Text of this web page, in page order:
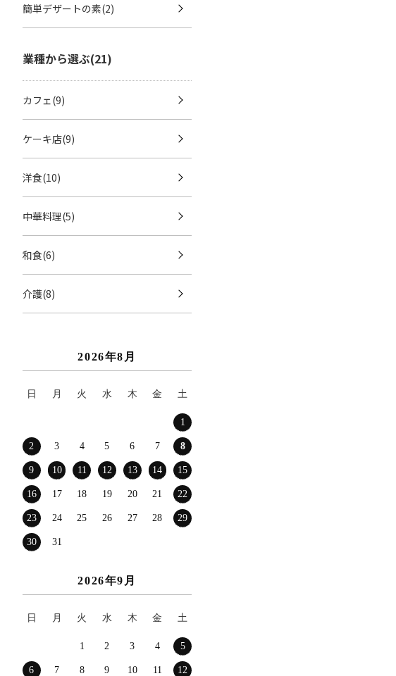
簡単デザートの素(2)
業種から選ぶ(21)
カフェ(9)
ケーキ店(9)
洋食(10)
中華料理(5)
和食(6)
介護(8)
2026年8月
日 月 火 水 木 金 土
1
2 3 4 5 6 7 8
9 10 11 12 13 14 15
16 17 18 19 20 21 22
23 24 25 26 27 28 29
30 31
2026年9月
日 月 火 水 木 金 土
1 2 3 4 5
6 7 8 9 10 11 12